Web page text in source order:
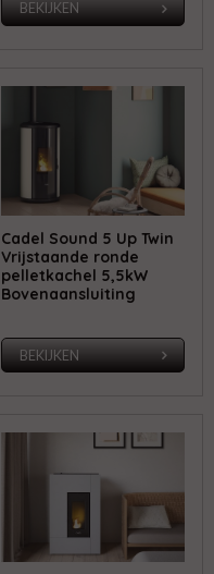
BEKIJKEN
Cadel Sound 5 Up Twin
Vrijstaande ronde
pelletkachel 5,5kW
Bovenaansluiting
BEKIJKEN